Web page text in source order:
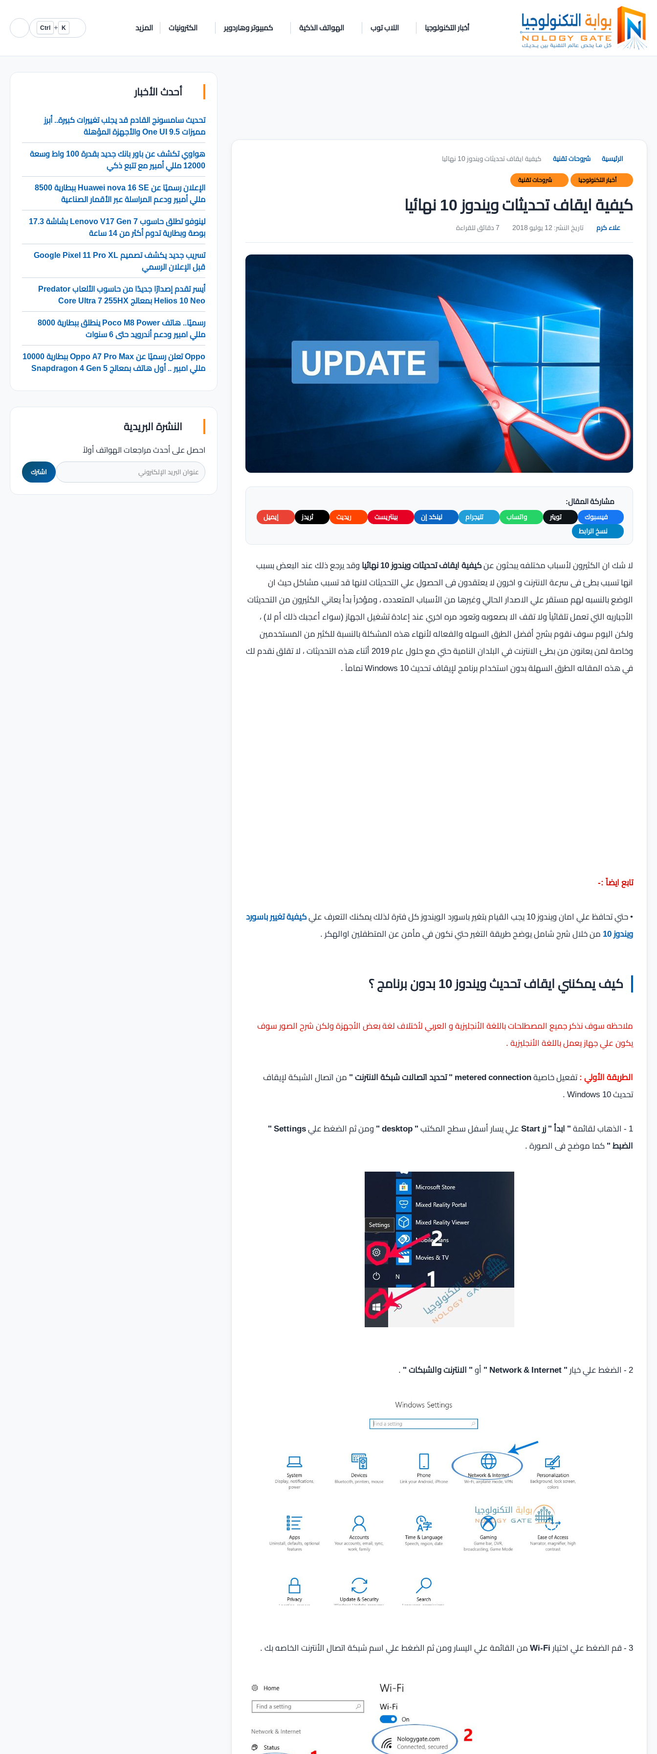
أخبار التكنولوجيا اللاب توب الهواتف الذكية كمبيوتر وهاردوير الكترونيات المزيد K
+
Ctrl
الرئيسية شروحات تقنية كيفية ايقاف تحديثات ويندوز 10 نهائيا
أخبار التكنولوجيا شروحات تقنية
كيفية ايقاف تحديثات ويندوز 10 نهائيا
علاء كرم تاريخ النشر: 12 يوليو 2018
مشاركة المقال:
فيسبوك تويتر واتساب تليجرام لينكد إن بينتريست ريديت ثريدز
إيميل
نسخ الرابط
لا شك ان الكثيرون لأسباب مختلفه يبحثون عنكيفية ايقاف تحديثات ويندوز 10 نهائيا
وقد يرجع ذلك عند البعض بسبب
انها تسبب بطئ فى سرعة الانترنت و اخرون لا يعتقدون فى الحصول علي التحديثات لانها قد تسبب مشاكل حيث ان
الوضع بالنسبه لهم مستقر علي الاصدار الحالي وغيرها من الأسباب المتعدده ، ومؤخراً بدأ يعاني الكثيرون من التحديثات
الأجباريه التي تعمل تلقائياً ولا تقف الا بصعوبه وتعود مره اخري عند إعادة تشغيل الجهاز (سواء أعجبك ذلك أم لا) ،
ولكن اليوم سوف نقوم بشرح أفضل الطرق السهله والفعاله لأنهاء هذه المشكلة بالنسبة للكثير من المستخدمين
وخاصة لمن يعانون من بطئ الانترنت في البلدان النامية حتي مع حلول عام 2019 أثناء هذه التحديثات ، لا تقلق نقدم لك
في هذه المقاله الطرق السهلة بدون استخدام برنامج لإيقاف تحديث Windows 10 تماماً .
تابع ايضاً :-
• حتي تحافظ علي امان ويندوز 10 يجب القيام بتغير باسورد الويندوز كل فترة لذلك يمكنك التعرف علي
كيفية تغيير باسورد
ويندوز 10
من خلال شرح شامل يوضح طريقة التغير حتي نكون في مأمن عن المتطفلين اوالهكر .
كيف يمكنني ايقاف تحديث ويندوز 10 بدون برنامج ؟
ملاحظه سوف نذكر جميع المصطلحات باللغة الأنجليزية و العربي لأختلاف لغة بعض الأجهزة ولكن شرح الصور سوف
يكون علي جهاز يعمل باللغة الأنجليزية .
الطريقة الأولي :تفعيل خاصيةmetered connection" تحديد اتصالات شبكة الانترنت "من اتصال الشبكة لإيقاف
تحديث Windows 10 .
1 - الذهاب لقائمة " ابدأ " زر Start علي يسار أسفل سطح المكتب" desktop " ومن ثم الضغط علي
Settings "
الضبط "كما موضح فى الصورة .
2 - الضغط علي خيار " Network & Internet " أو" الانترنت والشبكات ".
3 - قم الضغط علي اختيار Wi-Fiمن القائمة علي اليسار ومن ثم الضغط علي اسم شبكة اتصال الأنترنت الخاصه بك .
أحدث الأخبار
تحديث سامسونج القادم قد يجلب تغييرات كبيرة.. أبرز
مميزات One UI 9.5 والأجهزة المؤهلة
هواوي تكشف عن باور بانك جديد بقدرة 100 واط وسعة
12000 مللي أمبير مع تتبع ذكي
الإعلان رسميًا عن Huawei nova 16 SE ببطارية 8500
مللي أمبير ودعم المراسلة عبر الأقمار الصناعية
لينوفو تطلق حاسوب Lenovo V17 Gen 7 بشاشة 17.3
بوصة وبطارية تدوم أكثر من 14 ساعة
تسريب جديد يكشف تصميم Google Pixel 11 Pro XL
قبل الإعلان الرسمي
أيسر تقدم إصدارًا جديدًا من حاسوب الألعاب Predator
Helios 10 Neo بمعالج Core Ultra 7 255HX
رسميًا.. هاتف Poco M8 Power ينطلق ببطارية 8000
مللي امبير ودعم أندرويد حتى 6 سنوات
Oppo تعلن رسميًا عن Oppo A7 Pro Max ببطارية 10000
مللي امبير .. أول هاتف بمعالج Snapdragon 4 Gen 5
النشرة البريدية
احصل على أحدث مراجعات الهواتف أولاً
اشترك